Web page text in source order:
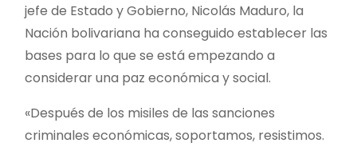
jefe de Estado y Gobierno, Nicolás Maduro, la
Nación bolivariana ha conseguido establecer las
bases para lo que se está empezando a
considerar una paz económica y social.
«Después de los misiles de las sanciones
criminales económicas, soportamos, resistimos.